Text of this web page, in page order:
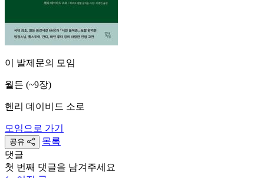
이 발제문의 모임
월든 (~9장)
헨리 데이비드 소로
모임으로 가기
공유
목록
댓글
첫 번째 댓글을 남겨주세요